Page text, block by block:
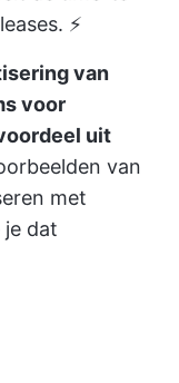
⚡
van
voor
uit
van
met
je dat